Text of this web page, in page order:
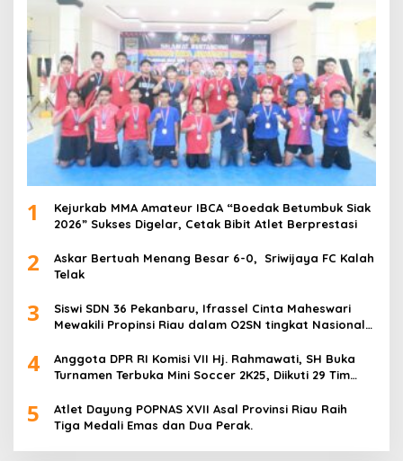
1
Kejurkab MMA Amateur IBCA “Boedak Betumbuk Siak
2026” Sukses Digelar, Cetak Bibit Atlet Berprestasi
2
Askar Bertuah Menang Besar 6-0, Sriwijaya FC Kalah
Telak
3
Siswi SDN 36 Pekanbaru, Ifrassel Cinta Maheswari
Mewakili Propinsi Riau dalam O2SN tingkat Nasional
4
Anggota DPR RI Komisi VII Hj. Rahmawati, SH Buka
Turnamen Terbuka Mini Soccer 2K25, Diikuti 29 Tim
5
Atlet Dayung POPNAS XVII Asal Provinsi Riau Raih
Tiga Medali Emas dan Dua Perak.